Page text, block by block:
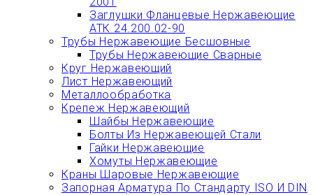
Заглушки Фланцевые Нержавеющие
АТК 24.200.02-90
Трубы Нержавеющие Бесшовные
Трубы Нержавеющие Сварные
Круг Нержавеющий
Лист Нержавеющий
Металлообработка
Крепеж Нержавеющий
Шайбы Нержавеющие
Болты Из Нержавеющей Стали
Гайки Нержавеющие
Хомуты Нержавеющие
Краны Шаровые Нержавеющие
Запорная Арматура По Стандарту ISO И DIN